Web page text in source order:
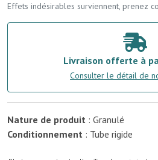
Effets indésirables surviennent, prenez
Livraison offerte à
Consulter le détail de
Nature de produit : Granulé
Conditionnement : Tube rigide